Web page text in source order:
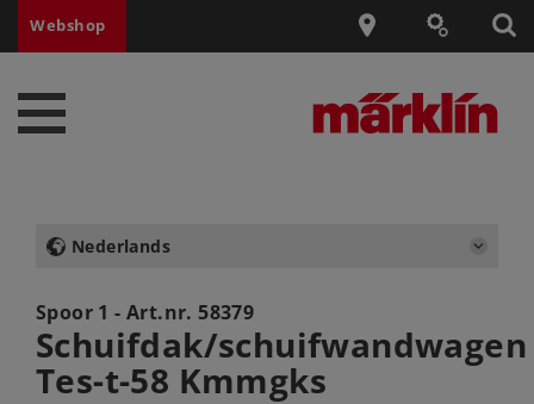
Webshop
Nederlands
Spoor 1 - Art.nr. 58379
Schuifdak/schuifwandwagen
Tes-t-58 Kmmgks